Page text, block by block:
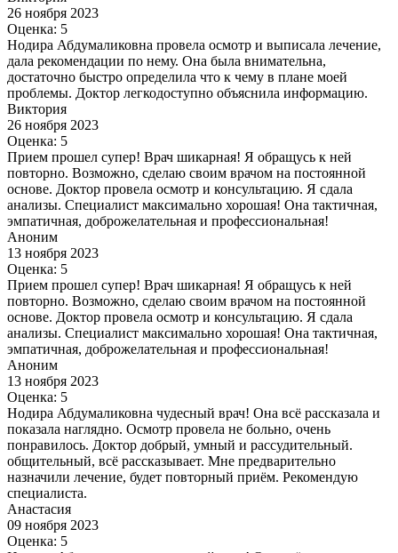
26 ноября 2023
Оценка: 5
Нодира Абдумаликовна провела осмотр и выписала лечение,
дала рекомендации по нему. Она была внимательна,
достаточно быстро определила что к чему в плане моей
проблемы. Доктор легкодоступно объяснила информацию.
Виктория
26 ноября 2023
Оценка: 5
Прием прошел супер! Врач шикарная! Я обращусь к ней
повторно. Возможно, сделаю своим врачом на постоянной
основе. Доктор провела осмотр и консультацию. Я сдала
анализы. Специалист максимально хорошая! Она тактичная,
эмпатичная, доброжелательная и профессиональная!
Аноним
13 ноября 2023
Оценка: 5
Прием прошел супер! Врач шикарная! Я обращусь к ней
повторно. Возможно, сделаю своим врачом на постоянной
основе. Доктор провела осмотр и консультацию. Я сдала
анализы. Специалист максимально хорошая! Она тактичная,
эмпатичная, доброжелательная и профессиональная!
Аноним
13 ноября 2023
Оценка: 5
Нодира Абдумаликовна чудесный врач! Она всё рассказала и
показала наглядно. Осмотр провела не больно, очень
понравилось. Доктор добрый, умный и рассудительный.
общительный, всё рассказывает. Мне предварительно
назначили лечение, будет повторный приём. Рекомендую
специалиста.
Анастасия
09 ноября 2023
Оценка: 5